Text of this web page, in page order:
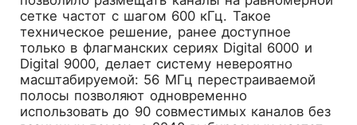
сетке частот с шагом 600 кГц. Такое
техническое решение, ранее доступное
только в флагманских сериях Digital 6000 и
Digital 9000, делает систему невероятно
масштабируемой: 56 МГц перестраиваемой
полосы позволяют одновременно
использовать до 90 совместимых каналов без